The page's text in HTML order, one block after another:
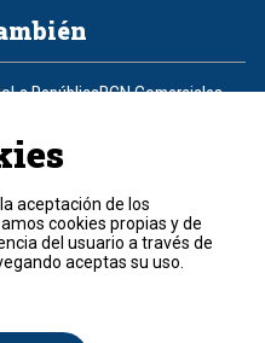
La RepúblicaRCN Comerciales
426 92 92
aceptación de los
cookies propias y de
del usuario a través de
aceptas su uso.